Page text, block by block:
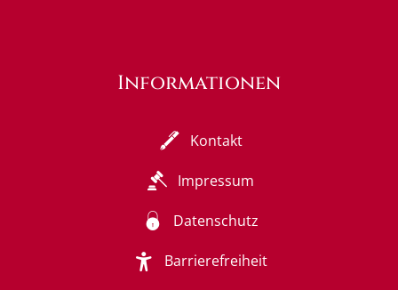
Informationen
Kontakt
Impressum
Datenschutz
Barrierefreiheit